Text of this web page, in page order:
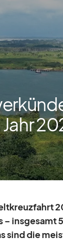
– ins­ge­samt
sind die